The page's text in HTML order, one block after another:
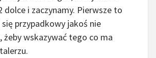
dolce i zaczynamy. Pierwsze to
przypadkowy jakoś nie
żeby wskazywać tego co ma